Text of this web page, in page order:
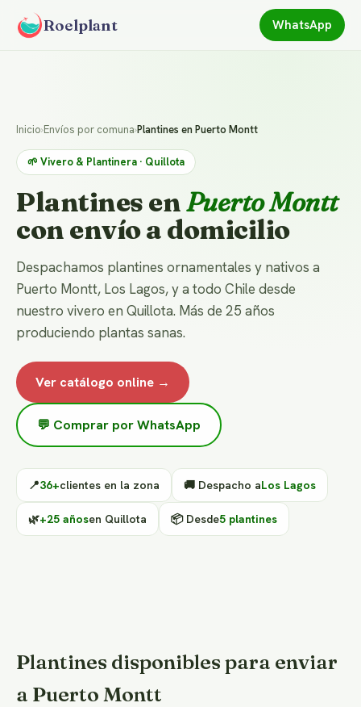
Roelplant WhatsApp
Inicio›Envíos por comuna›Plantines en Puerto Montt
🌱 Vivero & Plantinera · Quillota
Plantines enPuerto Montt
con envío a domicilio
Despachamos plantines ornamentales y nativos a
Puerto Montt, Los Lagos, y a todo Chile desde
nuestro vivero en Quillota. Más de 25 años
produciendo plantas sanas.
Ver catálogo online →
💬 Comprar por WhatsApp
📍36+clientes en la zona 🚚 Despacho aLos Lagos
🌿+25 añosen Quillota 📦 Desde5 plantines
Plantines disponibles para enviar
a Puerto Montt